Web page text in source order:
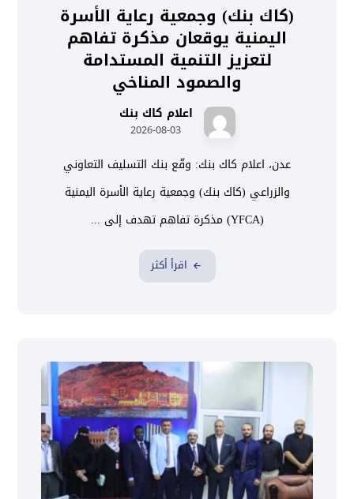
(كاك بنك) وجمعية رعاية الأسرة
اليمنية يوقعان مذكرة تفاهم
لتعزيز التنمية المستدامة
والصمود المناخي
اعلام كاك بنك
2026-08-03
عدن، اعلام كاك بنك: وقّع بنك التسليف التعاوني
والزراعي (كاك بنك) وجمعية رعاية الأسرة اليمنية
(YFCA) مذكرة تفاهم تهدف إلى ...
اقرأ أكثر